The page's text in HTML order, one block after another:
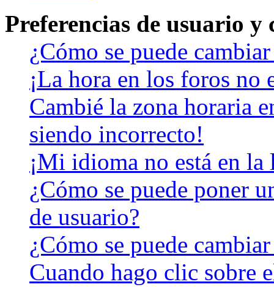
Preferencias de usuario y
¿Cómo se puede
¡La hora en los foros no
Cambié la zona horaria
siendo incorrecto!
¡Mi idioma no está en la
¿Cómo se puede poner
de usuario?
¿Cómo se puede
Cuando hago clic sobre